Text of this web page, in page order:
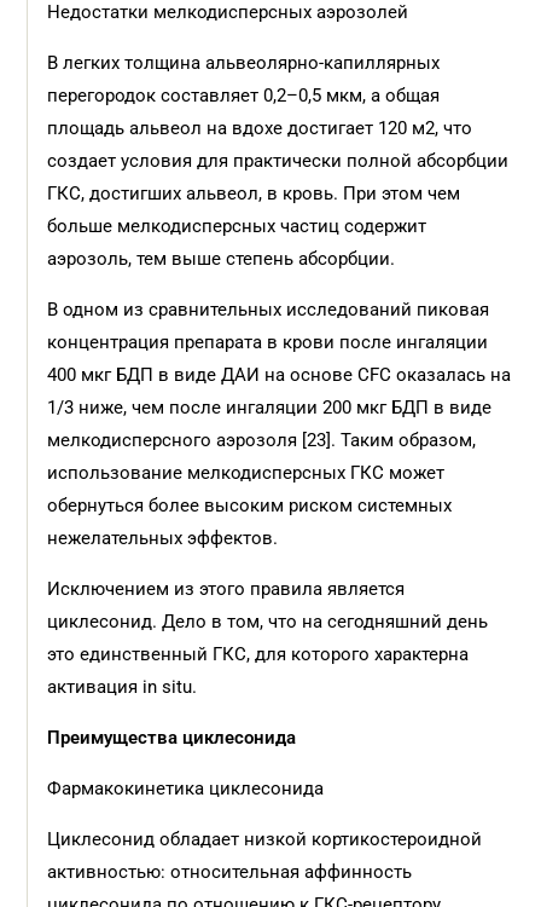
Недостатки мелкодисперсных аэрозолей
В легких толщина альвеолярно-капиллярных
перегородок составляет 0,2–0,5 мкм, а общая
площадь альвеол на вдохе достигает 120 м2, что
создает условия для практически полной абсорбции
ГКС, достигших альвеол, в кровь. При этом чем
больше мелкодисперсных частиц содержит
аэрозоль, тем выше степень абсорбции.
В одном из сравнительных исследований пиковая
концентрация препарата в крови после ингаляции
400 мкг БДП в виде ДАИ на основе CFC оказалась на
1/3 ниже, чем после ингаляции 200 мкг БДП в виде
мелкодисперсного аэрозоля [23]. Таким образом,
использование мелкодисперсных ГКС может
обернуться более высоким риском системных
нежелательных эффектов.
Исключением из этого правила является
циклесонид. Дело в том, что на сегодняшний день
это единственный ГКС, для которого характерна
активация in situ.
Преимущества циклесонида
Фармакокинетика циклесонида
Циклесонид обладает низкой кортикостероидной
активностью: относительная аффинность